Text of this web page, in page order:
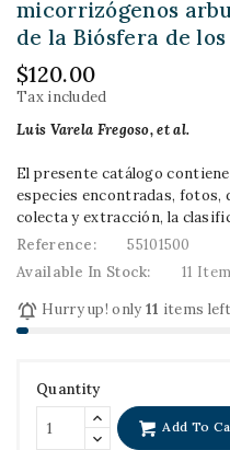
micorrizógenos
de la Biósfera de
$120.00
Tax included
Luis Varela Fregoso, et al.
El presente catálogo
especies encontradas, fotos,
colecta y extracción, la
Reference:
55101500
Available In Stock:
11
 Hurry up! only 11 items
Quantity
Add To